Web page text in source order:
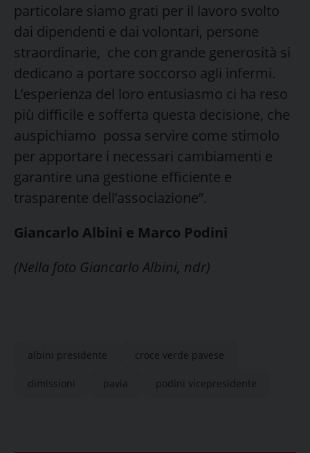
particolare siamo grati per il lavoro svolto
dai dipendenti e dai volontari, persone
straordinarie, che con grande generosità si
dedicano a portare soccorso agli infermi.
L’esperienza del loro entusiasmo ci ha reso
più difficile e sofferta questa decisione, che
auspichiamo possa servire come stimolo
per apportare i necessari cambiamenti e
garantire una gestione efficiente e
trasparente dell’associazione”.
Giancarlo Albini e Marco Podini
(Nella foto Giancarlo Albini, ndr)
albini presidente croce verde pavese
dimissioni pavia podini vicepresidente